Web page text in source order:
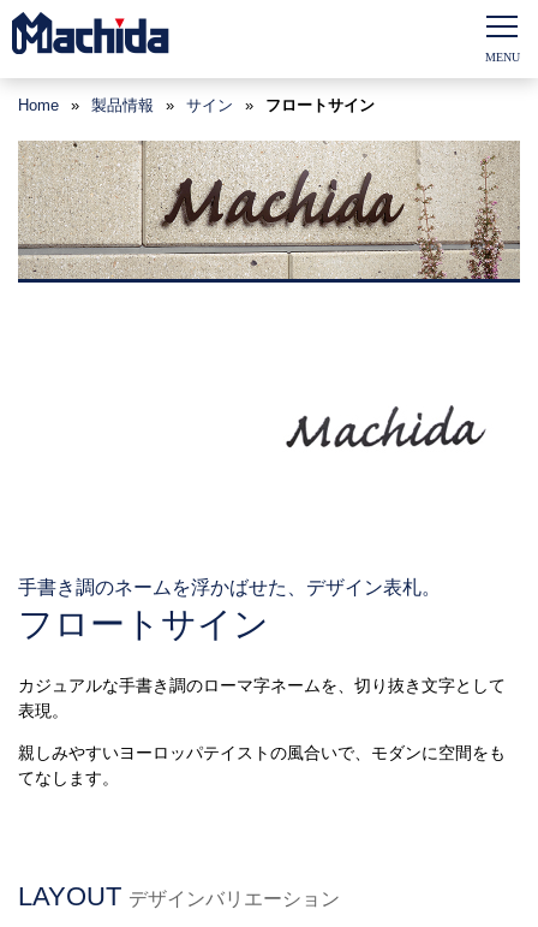
Home » 製品情報 » サイン » フロートサイン
手書き調のネームを浮かばせた、デザイン表札。
フロートサイン
カジュアルな手書き調のローマ字ネームを、切り抜き文字として
表現。
親しみやすいヨーロッパテイストの風合いで、モダンに空間をも
てなします。
LAYOUT デザインバリエーション